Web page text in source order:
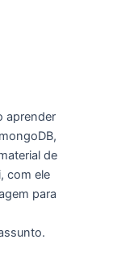
aprender
de
com ele
para